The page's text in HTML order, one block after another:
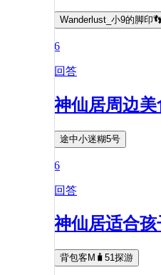
Wanderlust_小9的脚印
6
回答
神仙居周边
途中小迷糊5号
6
回答
神仙居适合
背包客M🧳51探游